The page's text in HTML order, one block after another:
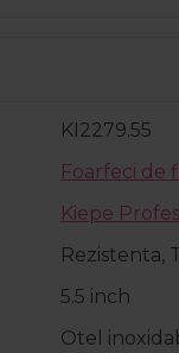
KI2279.55
Foarfeci de
Kiepe
Rezistenta,
5.5 inch
Otel